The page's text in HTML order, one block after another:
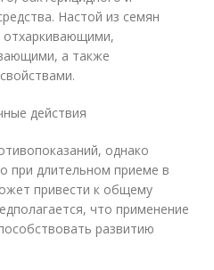
Настой из семян
отхаркивающими,
а также
действия
однако
при длительном приеме в
привести к общему
что применение
развитию